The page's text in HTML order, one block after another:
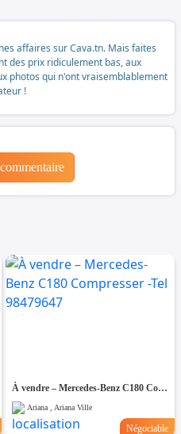
affaires sur Cava.tn. Mais faites
des prix ridiculement bas, aux
photos qui n'ont vraisemblablement
!
À vendre – Mercedes-Benz C180 Compresser -Tel 98479647
Ariana , Ariana Ville
Négociable